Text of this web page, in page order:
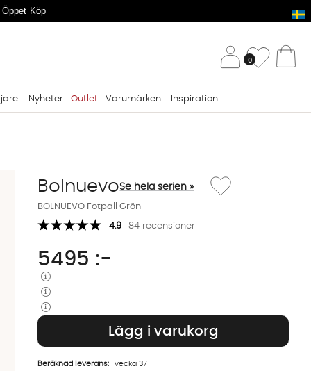
Köp
0
Nyheter Outlet Varumärken Inspiration
BOLNUEVO Fotpall Grön
BolnuevoSe hela serien »
Lägg till i önskelista:
4.9 84 recensioner
5495 :-
Lägg i varukorg
Beräknad leverans: vecka 37